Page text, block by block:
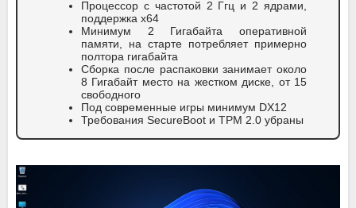
Процессор с частотой 2 Ггц и 2 ядрами,
поддержка x64
Минимум 2 Гигабайта оперативной
памяти, на старте потребляет примерно
полтора гигабайта
Сборка после распаковки занимает около
8 Гигабайт место на жестком диске, от 15
свободного
Под современные игры минимум DX12
Требования SecureBoot и TPM 2.0 убраны